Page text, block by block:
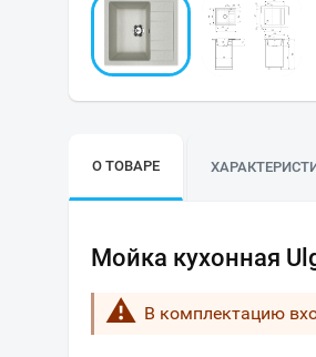
О ТОВАРЕ
Мойка кухонная
В комплектацию